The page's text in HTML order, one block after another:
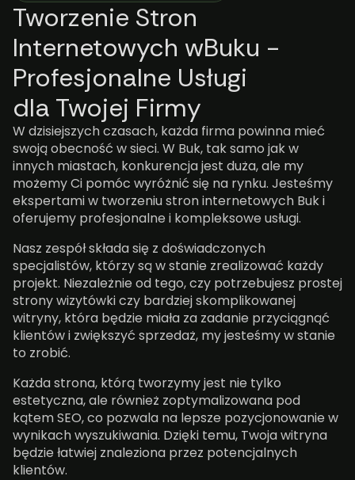
Tworzenie Stron
Internetowych wBuku -
Profesjonalne Usługi
dla Twojej Firmy
W dzisiejszych czasach, każda firma powinna mieć
swoją obecność w sieci. W Buk, tak samo jak w
innych miastach, konkurencja jest duża, ale my
możemy Ci pomóc wyróżnić się na rynku. Jesteśmy
ekspertami w tworzeniu stron internetowych Buk i
oferujemy profesjonalne i kompleksowe usługi.
Nasz zespół składa się z doświadczonych
specjalistów, którzy są w stanie zrealizować każdy
projekt. Niezależnie od tego, czy potrzebujesz prostej
strony wizytówki czy bardziej skomplikowanej
witryny, która będzie miała za zadanie przyciągnąć
klientów i zwiększyć sprzedaż, my jesteśmy w stanie
to zrobić.
Każda strona, którą tworzymy jest nie tylko
estetyczna, ale również zoptymalizowana pod
kątem SEO, co pozwala na lepsze pozycjonowanie w
wynikach wyszukiwania. Dzięki temu, Twoja witryna
będzie łatwiej znaleziona przez potencjalnych
klientów.